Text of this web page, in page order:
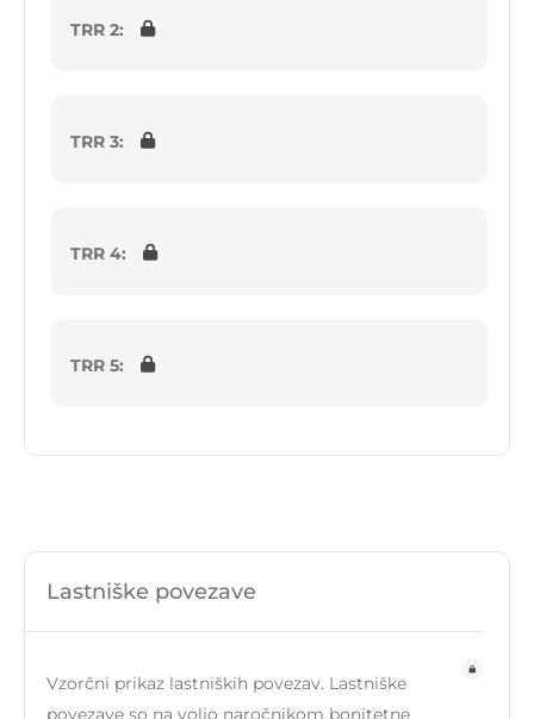
TRR 2:
TRR 3:
TRR 4:
TRR 5:
Lastniške povezave
Vzorčni prikaz lastniških povezav. Lastniške
povezave so na voljo naročnikom bonitetne